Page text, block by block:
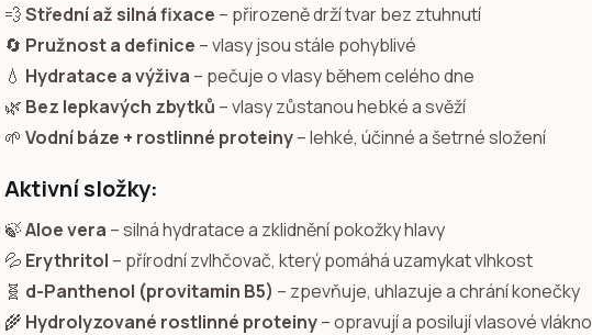
💨Střední až silná fixace – přirozeně drží tvar bez ztuhnutí
🔄 Pružnost a definice – vlasy jsou stále pohyblivé
💧 Hydratace a výživa – pečuje o vlasy během celého dne
🌿 Bez lepkavých zbytků – vlasy zůstanou hebké a svěží
🌱 Vodní báze + rostlinné proteiny– lehké, účinné a šetrné složení
Aktivní složky:
🍃Aloe vera – silná hydratace a zklidnění pokožky hlavy
💦 Erythritol – přírodní zvlhčovač, který pomáhá uzamykat vlhkost
🧬 d-Panthenol (provitamin B5) – zpevňuje, uhlazuje a chrání konečky
🌾 Hydrolyzované rostlinné proteiny– opravují a posilují vlasové vlákno